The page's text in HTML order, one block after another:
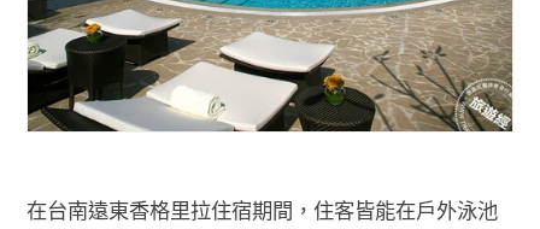
在台南遠東香格里拉住宿期間，住客皆能在戶外泳池